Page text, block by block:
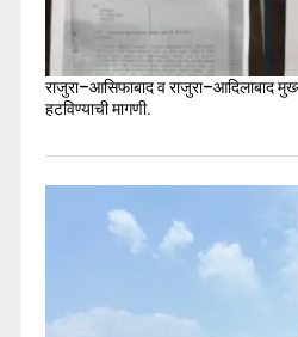
राजुरा–आसिफाबाद व राजुरा–आदिलाबाद
हटविण्याची मागणी.